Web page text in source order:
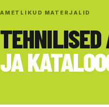
AMETLIKUD MATERJALID
TEHNILISED
JA